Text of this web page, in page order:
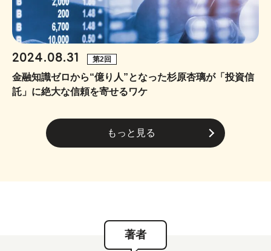
2024.08.31 第2回
金融知識ゼロから“億り人”となった杉原杏璃が「投資信
託」に絶大な信頼を寄せるワケ
もっと見る
著者